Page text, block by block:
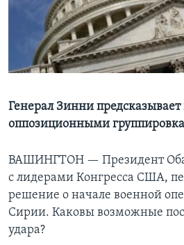
Learning English
СОЦИАЛЬНЫЕ СЕТИ
Языки
Генерал Зинни
оппозиционными
ВАШИНГТОН — Президент
с лидерами Конгресса США,
решение о начале военной
Сирии. Каковы возможные
удара?